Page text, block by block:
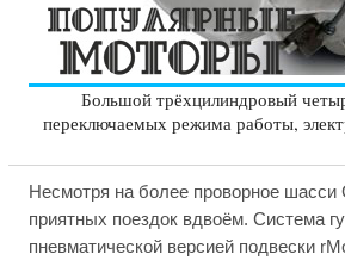
Большой трёхцилиндровый
переключаемых режима работы,
Несмотря на более проворное
приятных поездок вдвоём. Система
пневматической версией подвески